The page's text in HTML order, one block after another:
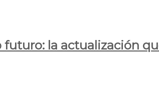
la actualización